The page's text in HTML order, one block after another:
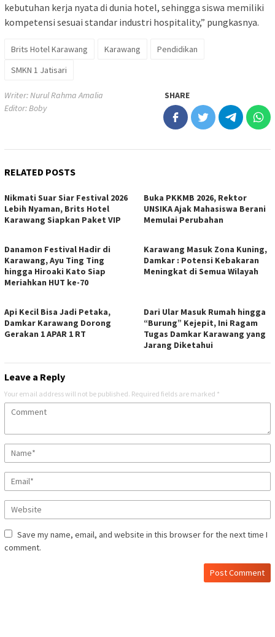
kebutuhan kerja nyata di dunia hotel, sehingga siswa memiliki
kompetensi sesuai standar industri hospitality,” pungkasnya.
Brits Hotel Karawang Karawang
Pendidikan
SMKN 1 Jatisari
Writer: Nurul Rahma Amalia
Editor: Boby
SHARE
RELATED POSTS
Nikmati Suar Siar Festival 2026
Lebih Nyaman, Brits Hotel
Karawang Siapkan Paket VIP
Buka PKKMB 2026, Rektor
UNSIKA Ajak Mahasiswa Berani
Memulai Perubahan
Danamon Festival Hadir di
Karawang, Ayu Ting Ting
hingga Hiroaki Kato Siap
Meriahkan HUT ke-70
Karawang Masuk Zona Kuning,
Damkar : Potensi Kebakaran
Meningkat di Semua Wilayah
Api Kecil Bisa Jadi Petaka,
Damkar Karawang Dorong
Gerakan 1 APAR 1 RT
Dari Ular Masuk Rumah hingga
“Burung” Kejepit, Ini Ragam
Tugas Damkar Karawang yang
Jarang Diketahui
Leave a Reply
Your email address will not be published. Required fields are marked *
Save my name, email, and website in this browser for the next time I
comment.